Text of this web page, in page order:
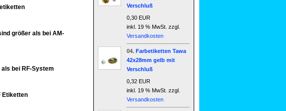
größer als bei AM-
bei RF-System
Etiketten
Verschluß
0,30 EUR
inkl. 19 % MwSt. zzgl.
Versandkosten
04. Farbetiketten Tawa
42x28mm gelb mit
Verschluß
0,32 EUR
inkl. 19 % MwSt. zzgl.
Versandkosten